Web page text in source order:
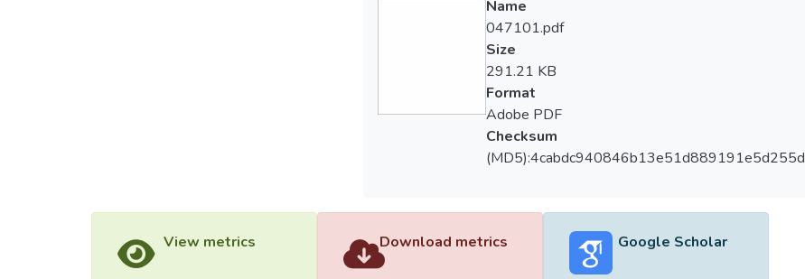
Name
047101.pdf
Size
291.21 KB
Format
Adobe PDF
Checksum
(MD5):4cabdc940846b13e51d889191e5d255d
View metrics Download metrics Google Scholar